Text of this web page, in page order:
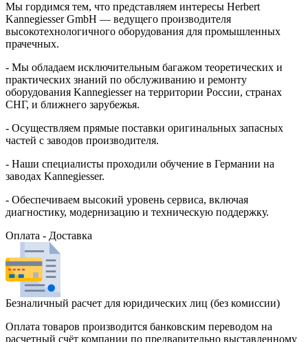
Мы гордимся тем, что представляем интересы Herbert
Kannegiesser GmbH — ведущего производителя
высокотехнологичного оборудования для промышленных
прачечных.
- Мы обладаем исключительным багажом теоретических и
практических знаний по обслуживанию и ремонту
оборудования Kannegiesser на территории России, странах
СНГ, и ближнего зарубежья.
- Осуществляем прямые поставки оригинальных запасных
частей с заводов производителя.
- Наши специалисты проходили обучение в Германии на
заводах Kannegiesser.
- Обеспечиваем высокий уровень сервиса, включая
диагностику, модернизацию и техническую поддержку.
Оплата - Доставка
Безналичный расчет для юридических лиц (без комиссии)
Оплата товаров производится банковским переводом на
расчетный счёт компании по предварительно выставленному